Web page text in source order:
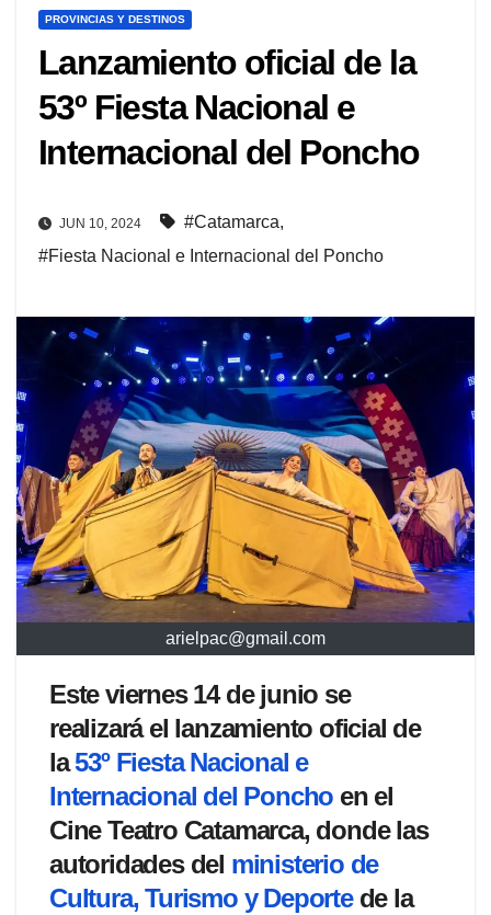
PROVINCIAS Y DESTINOS
Lanzamiento oficial de la
53º Fiesta Nacional e
Internacional del Poncho
JUN 10, 2024 #Catamarca,
#Fiesta Nacional e Internacional del Poncho
arielpac@gmail.com
Este viernes 14 de junio se
realizará el lanzamiento oficial de
la53º Fiesta Nacional e
Internacional del Poncho en el
Cine Teatro Catamarca, donde las
autoridades del ministerio de
Cultura, Turismo y Deportede la